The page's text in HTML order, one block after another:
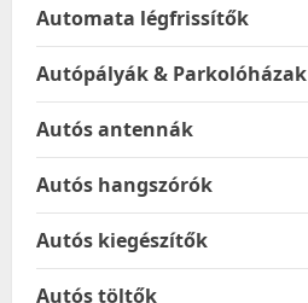
Automata légfrissítők
Autópályák & Parkolóházak
Autós antennák
Autós hangszórók
Autós kiegészítők
Autós töltők